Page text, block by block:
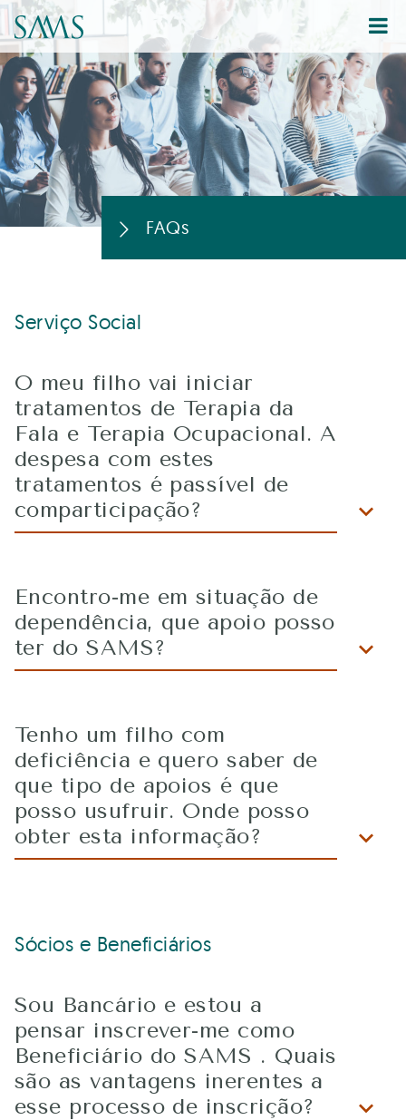
FAQs
Serviço Social
O meu filho vai iniciar
tratamentos de Terapia da
Fala e Terapia Ocupacional. A
despesa com estes
tratamentos é passível de
comparticipação?
Encontro-me em situação de
dependência, que apoio posso
ter do SAMS?
Tenho um filho com
deficiência e quero saber de
que tipo de apoios é que
posso usufruir. Onde posso
obter esta informação?
Sócios e Beneficiários
Sou Bancário e estou a
pensar inscrever-me como
Beneficiário do SAMS . Quais
são as vantagens inerentes a
esse processo de inscrição?